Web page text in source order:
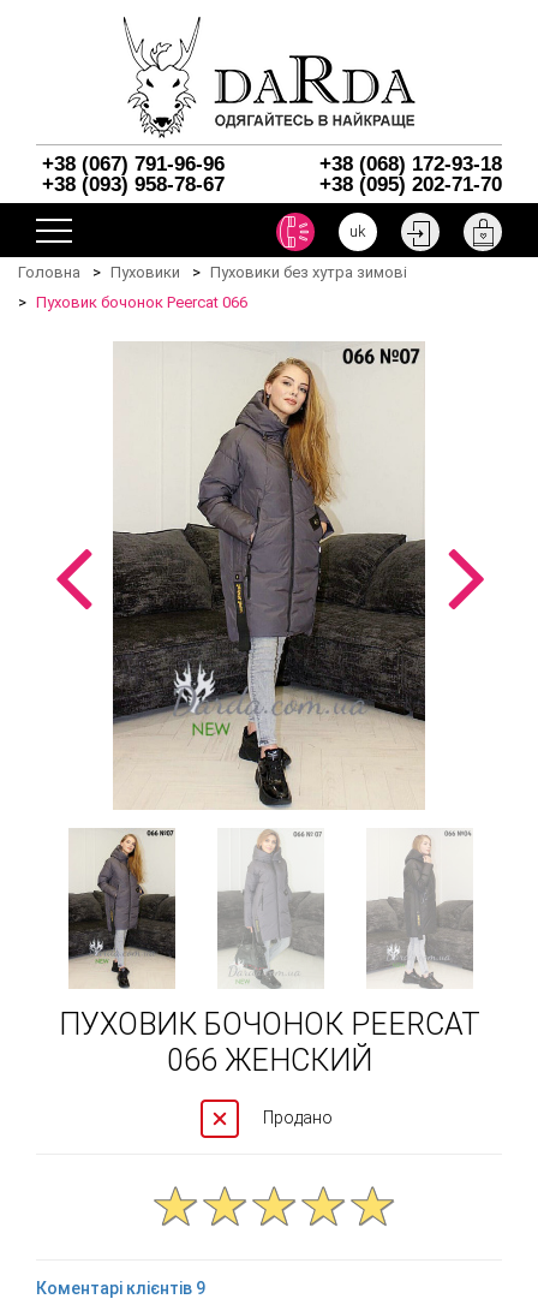
+38 (067) 791-96-96
+38 (068) 172-93-18
+38 (093) 958-78-67
+38 (095) 202-71-70
uk
Головна Пуховики
Пуховики без хутра зимові
Пуховик бочонок Peercat 066
ПУХОВИК БОЧОНОК PEERCAT
066 ЖЕНСКИЙ
Продано
Коментарі клієнтів 9